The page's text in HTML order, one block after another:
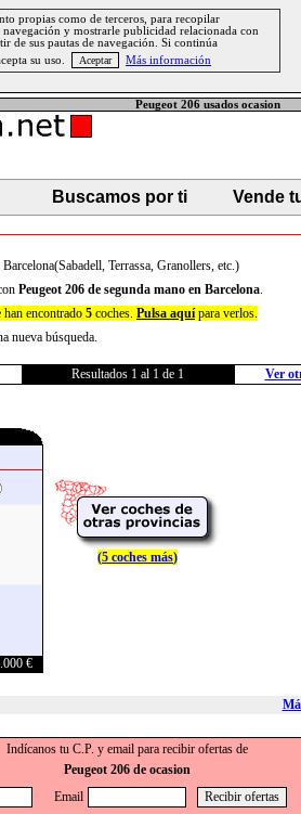
propias como de terceros, para recopilar
y mostrarle publicidad relacionada con
de sus pautas de navegación. Si continúa
su uso.
Más información
Peugeot 206 usados ocasion
Buscamos por ti Vende
Terrassa, Granollers, etc.)
Peugeot 206 de segunda mano en Barcelona.
han encontrado 5 coches. Pulsa aquípara verlos.
nueva búsqueda.
Resultados 1 al 1 de 1 Ver
€
(5 coches más)
Indícanos tu C.P. y email para recibir ofertas de
Peugeot 206 de ocasion
Email